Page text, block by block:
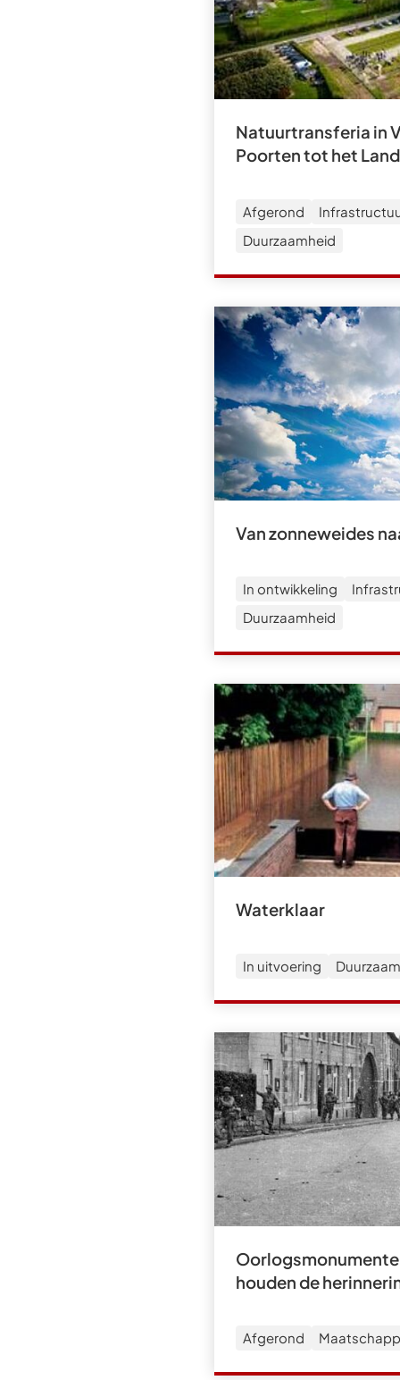
Natuurtransferia in
Poorten tot het
Afgerond
Duurzaamheid
Van zonneweides
In ontwikkeling
Duurzaamheid
Waterklaar
In uitvoering
houden de
Afgerond